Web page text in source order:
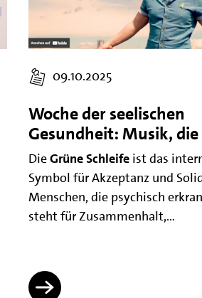
09.10.2025
Woche der seelischen
Gesundheit: Musik,
DieGrüne Schleife ist das
Symbol für Akzeptanz und
Menschen, die psychisch
steht für Zusammenhalt,…